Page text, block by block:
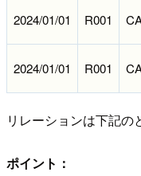
2024/01/01 R001
2024/01/01 R001
リレーションは下記の
ポイント：